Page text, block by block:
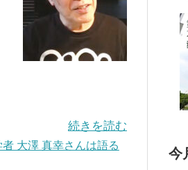
続きを読む
大澤 真幸さんは語る
今